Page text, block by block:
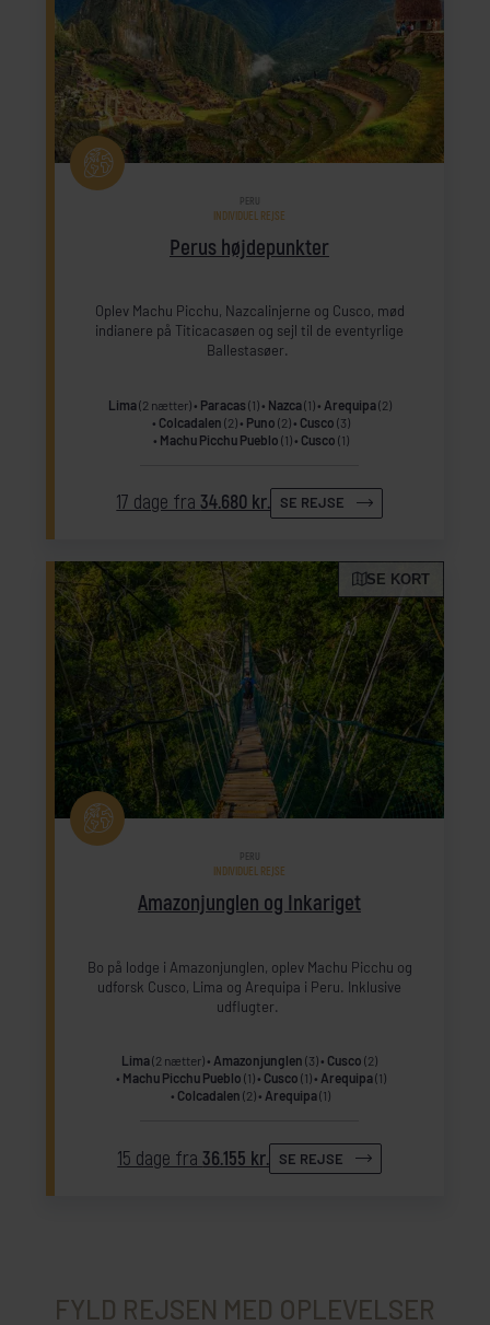
Perus højdepunkter
PERU
INDIVIDUEL REJSE
Oplev Machu Picchu, Nazcalinjerne og Cusco, mød
indianere på Titicacasøen og sejl til de eventyrlige
Ballestasøer.
Lima(2 nætter) Paracas (1) Nazca(1) Arequipa(2)
Colcadalen (2) Puno (2) Cusco (3)
Machu Picchu Pueblo (1) Cusco (1)
17 dage fra34.680 kr. SE REJSE
SE KORT
Amazonjunglen og Inkariget
PERU
INDIVIDUEL REJSE
Bo på lodge i Amazonjunglen, oplev Machu Picchu og
udforsk Cusco, Lima og Arequipa i Peru. Inklusive
udflugter.
Lima(2 nætter) Amazonjunglen (3) Cusco (2)
Machu Picchu Pueblo (1) Cusco (1) Arequipa(1)
Colcadalen (2) Arequipa(1)
15 dage fra36.155 kr. SE REJSE
FYLD REJSEN MED OPLEVELSER